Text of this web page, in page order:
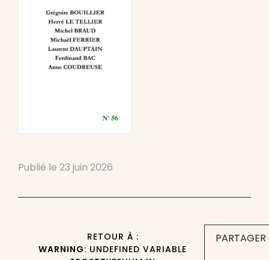
Publié le 23 juin 2026
RETOUR À :
WARNING: UNDEFINED VARIABLE